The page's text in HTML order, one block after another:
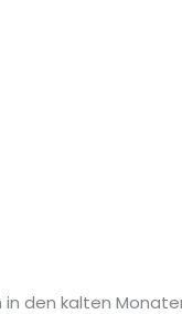
in den kalten